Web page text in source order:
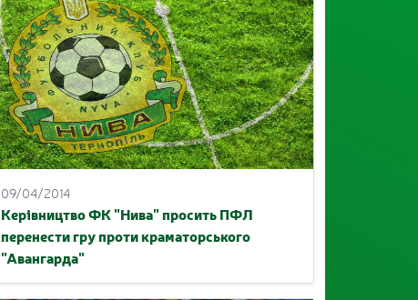
09/04/2014
Керівництво ФК "Нива" просить ПФЛ
перенести гру проти краматорського
"Авангарда"